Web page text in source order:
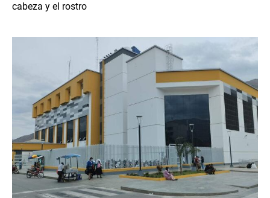
cabeza y el rostro